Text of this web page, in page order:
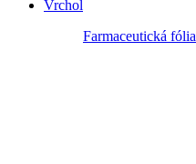
Vrchol
Farmaceutická fólia